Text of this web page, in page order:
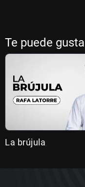
Te puede
La brújula